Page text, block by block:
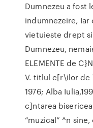
Dumnezeu a fost
indumnezeire, Iar
vietuieste drept
Dumnezeu,
ELEMENTE de
V. titlul c[r\ilor de
1976; Alba
c]ntarea
“muzical” ^n